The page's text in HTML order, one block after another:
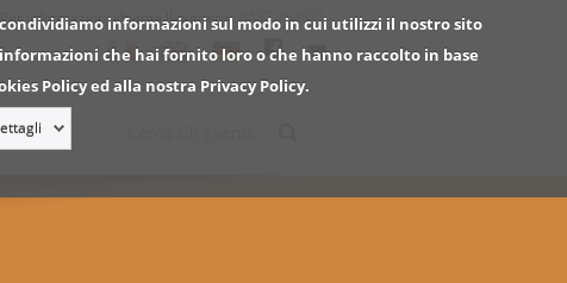
informazioni sul modo in cui utilizzi il nostro sito
che hai fornito loro o che hanno raccolto in base
Policy ed alla nostra Privacy Policy.
Per informazioni chiama ll numero : 0437.753651